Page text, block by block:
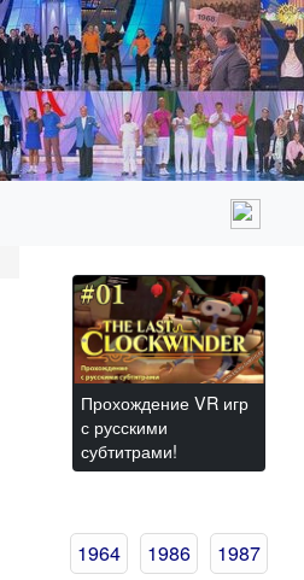
Прохождение VR игр
с русскими
субтитрами!
1964 1986
1987